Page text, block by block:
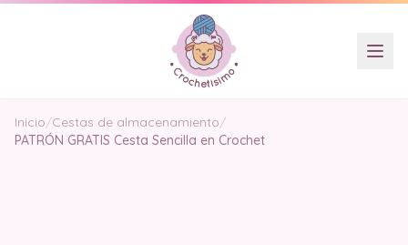
Inicio/Cestas de almacenamiento/
PATRÓN GRATIS Cesta Sencilla en Crochet